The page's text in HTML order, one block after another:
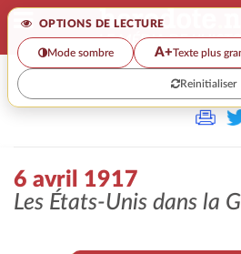
OPTIONS DE LECTURE
Mode sombre A+Texte plus
Reinitialiser
>
6 avril 1917
Les États-Unis dans la